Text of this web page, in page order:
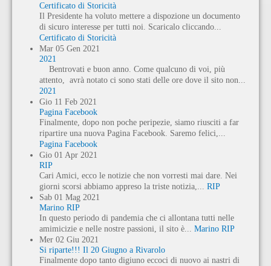
Certificato di Storicità
Il Presidente ha voluto mettere a dispozione un documento
di sicuro interesse per tutti noi. Scaricalo cliccando...
Certificato di Storicità
Mar 05 Gen 2021
2021
Bentrovati e buon anno. Come qualcuno di voi, più
attento, avrà notato ci sono stati delle ore dove il sito non...
2021
Gio 11 Feb 2021
Pagina Facebook
Finalmente, dopo non poche peripezie, siamo riusciti a far
ripartire una nuova Pagina Facebook. Saremo felici,...
Pagina Facebook
Gio 01 Apr 2021
RIP
Cari Amici, ecco le notizie che non vorresti mai dare. Nei
giorni scorsi abbiamo appreso la triste notizia,... RIP
Sab 01 Mag 2021
Marino RIP
In questo periodo di pandemia che ci allontana tutti nelle
amimicizie e nelle nostre passioni, il sito è... Marino RIP
Mer 02 Giu 2021
Si riparte!!! Il 20 Giugno a Rivarolo
Finalmente dopo tanto digiuno eccoci di nuovo ai nastri di